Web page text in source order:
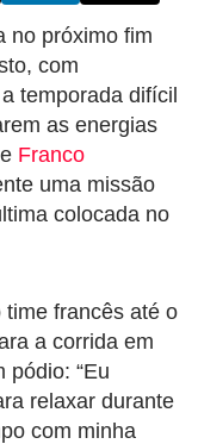
no próximo fim
com
temporada difícil
as energias
Franco
uma missão
colocada no
time francês até o
a corrida em
pódio: “Eu
relaxar durante
com minha